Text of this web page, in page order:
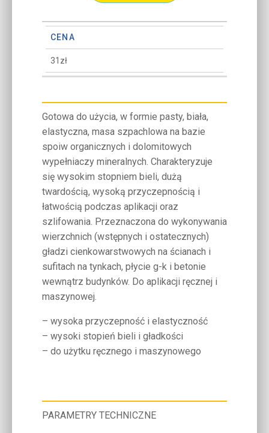
CENA
31zł
Gotowa do użycia, w formie pasty, biała,
elastyczna, masa szpachlowa na bazie
spoiw organicznych i dolomitowych
wypełniaczy mineralnych. Charakteryzuje
się wysokim stopniem bieli, dużą
twardością, wysoką przyczepnością i
łatwością podczas aplikacji oraz
szlifowania. Przeznaczona do wykonywania
wierzchnich (wstępnych i ostatecznych)
gładzi cienkowarstwowych na ścianach i
sufitach na tynkach, płycie g-k i betonie
wewnątrz budynków. Do aplikacji ręcznej i
maszynowej.
– wysoka przyczepność i elastyczność
– wysoki stopień bieli i gładkości
– do użytku ręcznego i maszynowego
PARAMETRY TECHNICZNE